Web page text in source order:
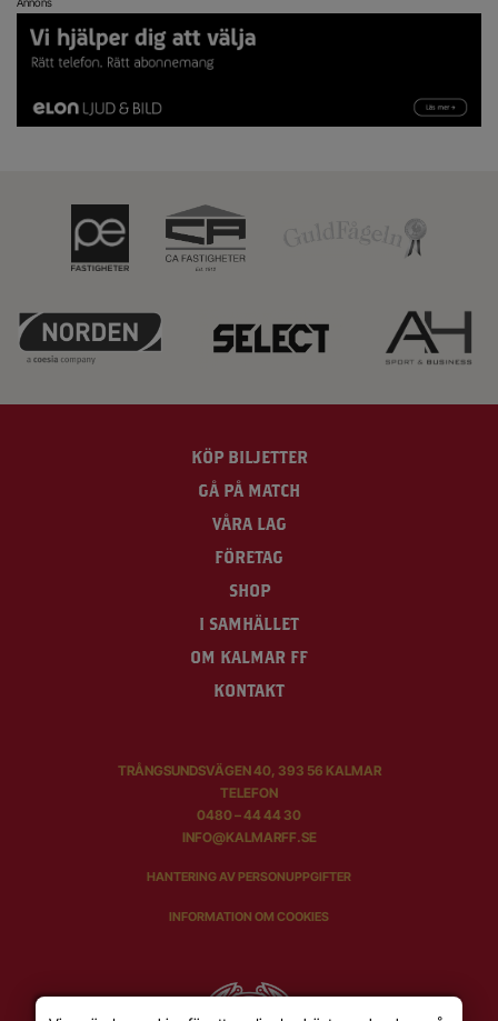
KÖP BILJETTER
GÅ PÅ MATCH
VÅRA LAG
FÖRETAG
SHOP
I SAMHÄLLET
OM KALMAR FF
KONTAKT
TRÅNGSUNDSVÄGEN 40, 393 56 KALMAR
TELEFON
0480 – 44 44 30
INFO@KALMARFF.SE
HANTERING AV PERSONUPPGIFTER
INFORMATION OM COOKIES